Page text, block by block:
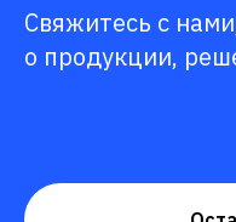
Свяжитесь с
о продукции,